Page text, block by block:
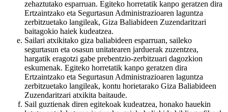
zehaztutako esparruan. Egiteko horretatik kanpo geratzen dira
Ertzaintzako eta Segurtasun Administrazioaren laguntza
zerbitzuetako langileak, Giza Baliabideen Zuzendaritzari
baitagokio haiek kudeatzea.
Sailari atxikitako giza baliabideen esparruan, saileko
segurtasun eta osasun unitatearen jarduerak zuzentzea,
hargatik eragotzi gabe prebentzio-zerbitzuari dagozkion
eskumenak. Egiteko horretatik kanpo geratzen dira
Ertzaintzako eta Segurtasun Administrazioaren laguntza
zerbitzuetako langileak, kontu horietarako Giza Baliabideen
Zuzendaritzari atxikita baitaude.
Sail guztienak diren egitekoak kudeatzea, honako hauekin